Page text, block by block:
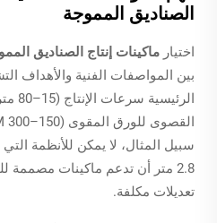
الصناديق المموجة
اختيار ماكينات إنتاج الصناديق
بين المواصفات الفنية والأهداف
سبيل المثال، لا يمكن للأنظمة
تعديلات مكلفة.